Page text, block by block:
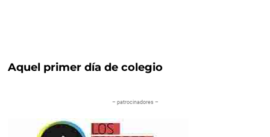
Aquel primer día de colegio
– patrocinadores –